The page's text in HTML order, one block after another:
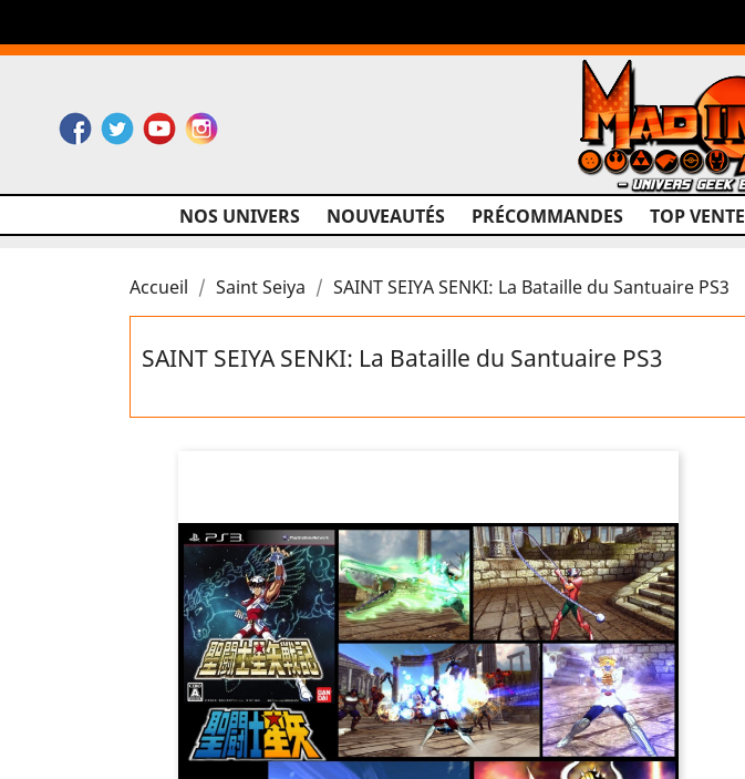
Facebook
TwitterYouTubeInstagram
NOS UNIVERS NOUVEAUTÉS PRÉCOMMANDES TOP VENTE
Accueil Saint Seiya SAINT SEIYA SENKI: La Bataille du Santuaire PS3
SAINT SEIYA SENKI: La Bataille du Santuaire PS3